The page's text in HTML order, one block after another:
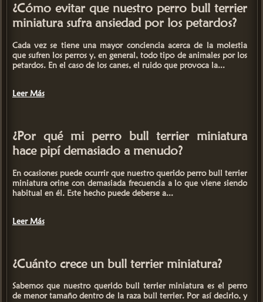
¿Cómo evitar que nuestro perro bull terrier
miniatura sufra ansiedad por los petardos?
Cada vez se tiene una mayor conciencia acerca de la molestia
que sufren los perros y, en general, todo tipo de animales por los
petardos. En el caso de los canes, el ruido que provoca la...
Leer Más
¿Por qué mi perro bull terrier miniatura
hace pipí demasiado a menudo?
En ocasiones puede ocurrir que nuestro querido perro bull terrier
miniaturaorine con demasiada frecuencia a lo que viene siendo
habitual en él. Este hecho puede deberse a...
Leer Más
¿Cuánto crece un bull terrier miniatura?
Sabemos que nuestro querido bull terrier miniatura es el perro
de menor tamaño dentro de la raza bull terrier. Por así decirlo, y